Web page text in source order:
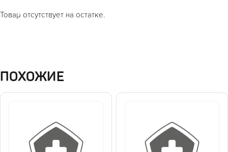
Товар отсутствует на остатке.
ПОХОЖИЕ